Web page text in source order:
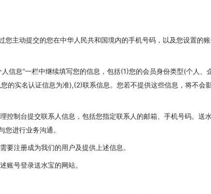
您主动提交的您在中华人民共和国境内的手机号码，以及您设置的
信息”一栏中继续填写您的信息，包括(1)您的会员身份类型(个人、
的实名认证信息为准),(2)联系信息。您若不提供这些信息，将不会
控制台提交联系人信息，包括您指定联系人的邮箱、手机号码。送
进行业务沟通。
要注册成为我们的用户及提供上述信息。
账号登录送水宝的网站。